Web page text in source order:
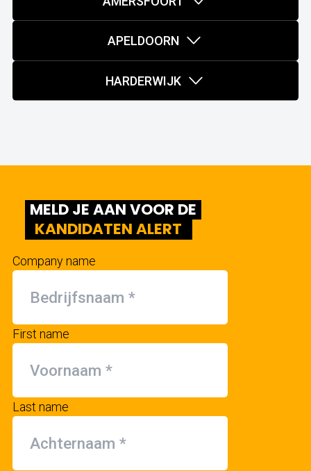
APELDOORN
HARDERWIJK
MELD JE AAN VOOR DE
KANDIDATEN ALERT
Company name
First name
Last name